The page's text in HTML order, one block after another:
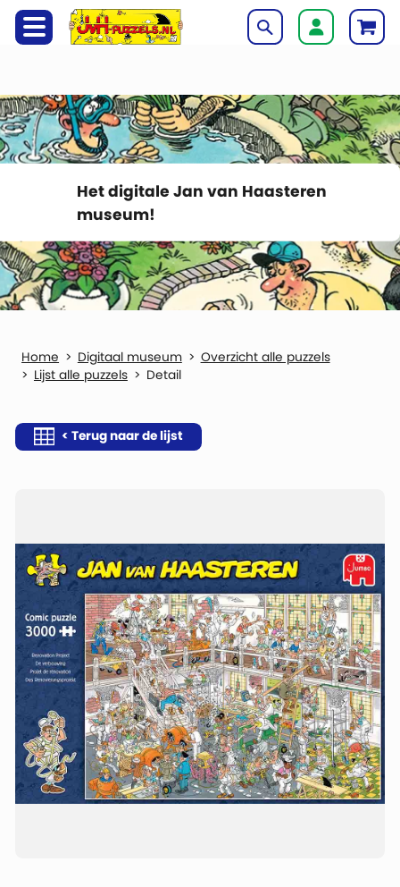
Het digitale Jan van Haasteren
museum!
Digitaal museum
Overzicht alle puzzels
Lijst alle puzzels
Detail
< Terug naar de lijst